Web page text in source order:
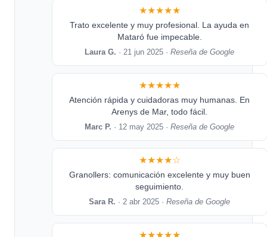
★★★★★
Trato excelente y muy profesional. La ayuda en
Mataró fue impecable.
Laura G. · 21 jun 2025 ·Reseña de Google
★★★★★
Atención rápida y cuidadoras muy humanas. En
Arenys de Mar, todo fácil.
Marc P. · 12 may 2025 ·Reseña de Google
★★★★☆
Granollers: comunicación excelente y muy buen
seguimiento.
Sara R. · 2 abr 2025 ·Reseña de Google